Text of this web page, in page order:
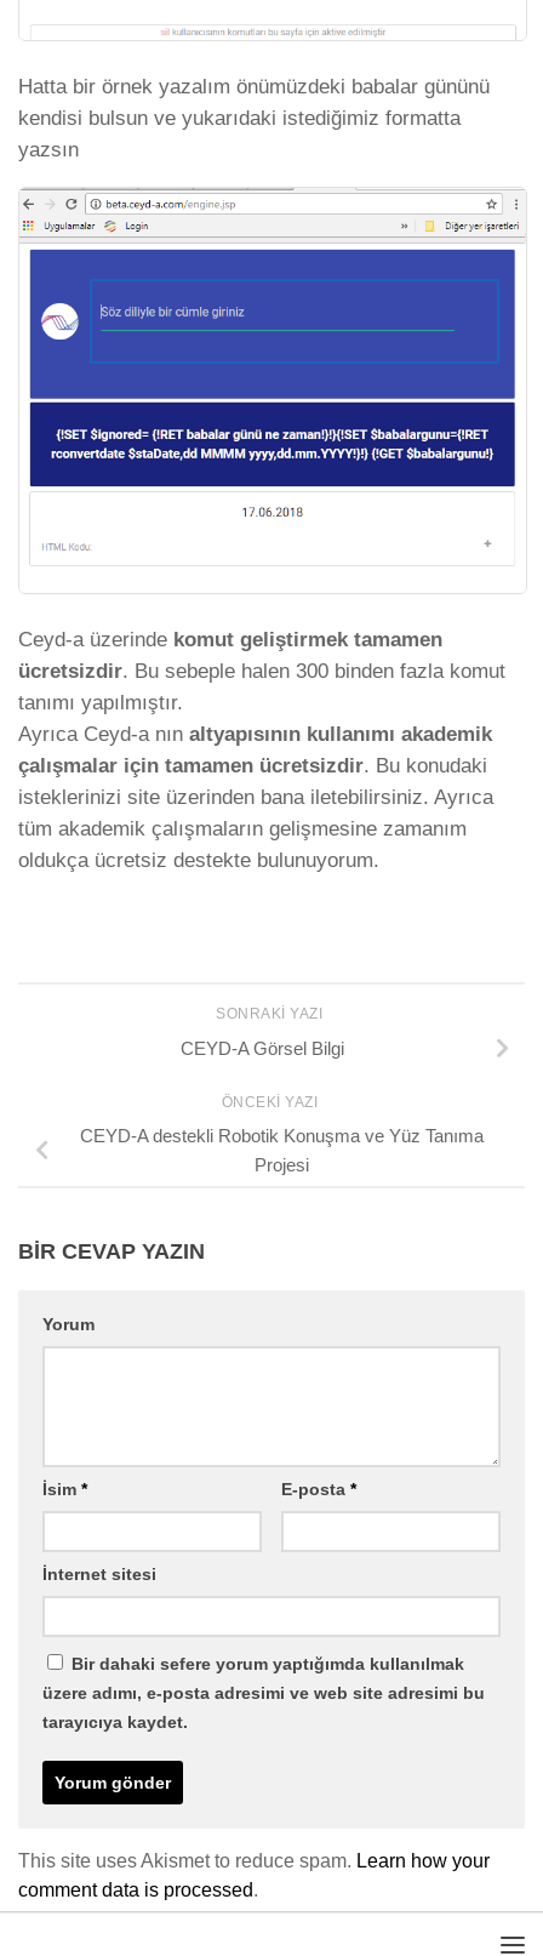
Hatta bir örnek yazalım önümüzdeki babalar gününü
kendisi bulsun ve yukarıdaki istediğimiz formatta
yazsın
Ceyd-a üzerinde komut geliştirmek tamamen
ücretsizdir. Bu sebeple halen 300 binden fazla komut
tanımı yapılmıştır.
Ayrıca Ceyd-a nın altyapısının kullanımı akademik
çalışmalar için tamamen ücretsizdir. Bu konudaki
isteklerinizi site üzerinden bana iletebilirsiniz. Ayrıca
tüm akademik çalışmaların gelişmesine zamanım
oldukça ücretsiz destekte bulunuyorum.
SONRAKI YAZI
CEYD-A Görsel Bilgi
ÖNCEKI YAZI
CEYD-A destekli Robotik Konuşma ve Yüz Tanıma
Projesi
BIR CEVAP YAZIN
Yorum
İsim * E-posta *
İnternet sitesi
Bir dahaki sefere yorum yaptığımda kullanılmak
üzere adımı, e-posta adresimi ve web site adresimi bu
tarayıcıya kaydet.
This site uses Akismet to reduce spam. Learn how your
comment data is processed.